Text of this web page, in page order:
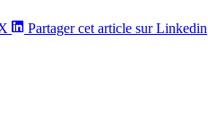
Partager cet article sur Linkedin